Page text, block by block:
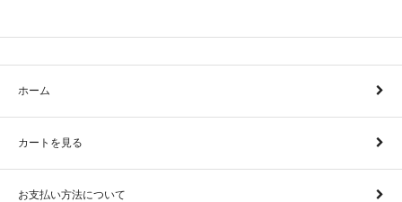
ホーム
カートを見る
お支払い方法について